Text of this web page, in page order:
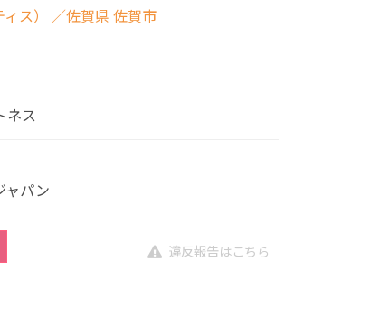
ス） ／佐賀県 佐賀市
ネス
ャパン
違反報告はこちら